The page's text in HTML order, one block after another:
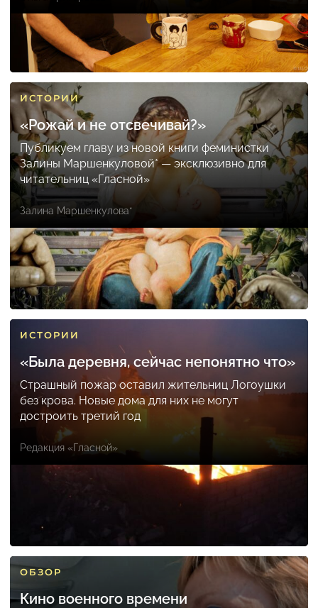
ИСТОРИИ
«Рожай и не отсвечивай?»
Публикуем главу из новой книги феминистки
Залины Маршенкуловой* — эксклюзивно для
читательниц «Гласной»
Залина Маршенкулова*
ИСТОРИИ
«Была деревня, сейчас непонятно что»
Страшный пожар оставил жительниц Логоушки
без крова. Новые дома для них не могут
достроить третий год
Редакция «Гласной»
ОБЗОР
Кино военного времени